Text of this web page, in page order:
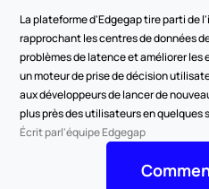
La plateforme d'Edgegap tire parti de
rapprochant les centres de données
problèmes de latence et améliorer les
un moteur de prise de décision
aux développeurs de lancer de
plus près des utilisateurs en quelques
Écrit parl'équipe Edgegap